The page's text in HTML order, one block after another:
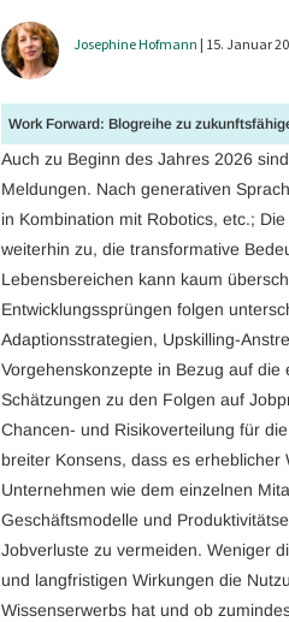
Josephine Hofmann | 15. Januar
Work Forward: Blogreihe zu
Auch zu Beginn des Jahres 2026
Meldungen. Nach generativen
in Kombination mit Robotics, etc.;
weiterhin zu, die transformative
Lebensbereichen kann kaum
Entwicklungssprüngen folgen
Adaptionsstrategien, Upskilling-
Vorgehenskonzepte in Bezug auf
Schätzungen zu den Folgen auf
Chancen- und Risikoverteilung für
breiter Konsens, dass es
Unternehmen wie dem einzelnen
Geschäftsmodelle und
Jobverluste zu vermeiden. Weniger
und langfristigen Wirkungen die
Wissenserwerbs hat und ob